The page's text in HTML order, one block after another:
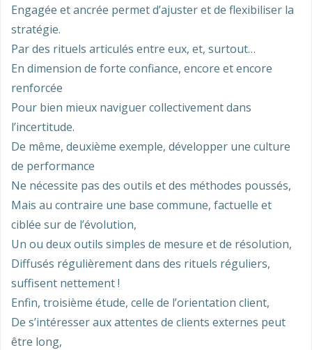
Engagée et ancrée permet d’ajuster et de flexibiliser la
stratégie.
Par des rituels articulés entre eux, et, surtout…
En dimension de forte confiance, encore et encore
renforcée
Pour bien mieux naviguer collectivement dans
l’incertitude.
De même, deuxième exemple, développer une culture
de performance
Ne nécessite pas des outils et des méthodes poussés,
Mais au contraire une base commune, factuelle et
ciblée sur de l’évolution,
Un ou deux outils simples de mesure et de résolution,
Diffusés régulièrement dans des rituels réguliers,
suffisent nettement !
Enfin, troisième étude, celle de l’orientation client,
De s’intéresser aux attentes de clients externes peut
être long,